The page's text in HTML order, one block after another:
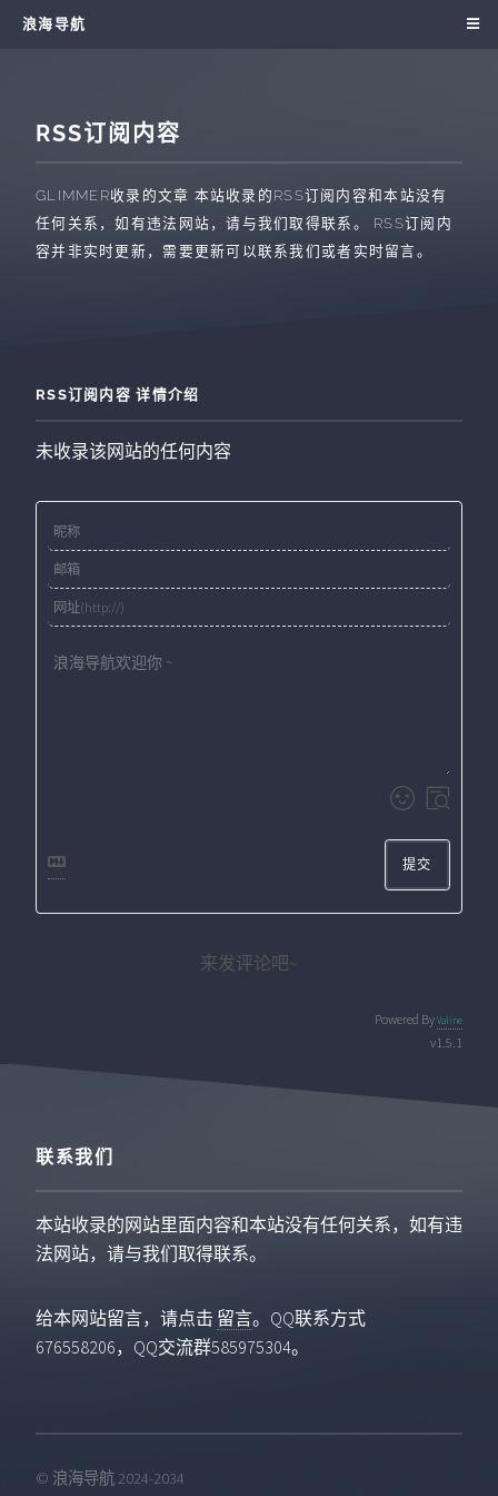
浪海导航
RSS订阅内容
GLIMMER收录的文章 本站收录的RSS订阅内容和本站没有
任何关系，如有违法网站，请与我们取得联系。 RSS订阅内
容并非实时更新，需要更新可以联系我们或者实时留言。
RSS订阅内容 详情介绍
未收录该网站的任何内容
提交
来发评论吧~
Powered ByValine
v1.5.1
联系我们
本站收录的网站里面内容和本站没有任何关系，如有违
法网站，请与我们取得联系。
给本网站留言，请点击 留言。QQ联系方式
676558206，QQ交流群585975304。
© 浪海导航 2024-2034